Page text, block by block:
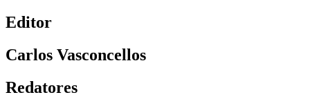
Editor
Carlos Vasconcellos
Redatores